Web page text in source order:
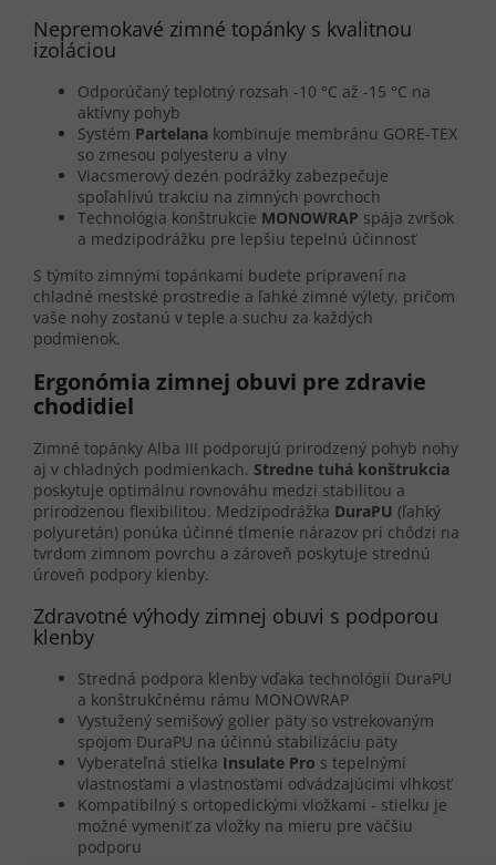
Nepremokavé zimné topánky s kvalitnou
izoláciou
Odporúčaný teplotný rozsah -10 °C až -15 °C na
aktívny pohyb
Systém Partelana kombinuje membránu GORE-TEX
so zmesou polyesteru a vlny
Viacsmerový dezén podrážky zabezpečuje
spoľahlivú trakciu na zimných povrchoch
Technológia konštrukcie MONOWRAP spája zvršok
a medzipodrážku pre lepšiu tepelnú účinnosť
S týmito zimnými topánkami budete pripravení na
chladné mestské prostredie a ľahké zimné výlety, pričom
vaše nohy zostanú v teple a suchu za každých
podmienok.
Ergonómia zimnej obuvi pre zdravie
chodidiel
Zimné topánky Alba III podporujú prirodzený pohyb nohy
aj v chladných podmienkach. Stredne tuhá konštrukcia
poskytuje optimálnu rovnováhu medzi stabilitou a
prirodzenou flexibilitou. Medzipodrážka DuraPU (ľahký
polyuretán) ponúka účinné tlmenie nárazov pri chôdzi na
tvrdom zimnom povrchu a zároveň poskytuje strednú
úroveň podpory klenby.
Zdravotné výhody zimnej obuvi s podporou
klenby
Stredná podpora klenby vďaka technológii DuraPU
a konštrukčnému rámu MONOWRAP
Vystužený semišový golier päty so vstrekovaným
spojom DuraPU na účinnú stabilizáciu päty
Vyberateľná stielka Insulate Pro s tepelnými
vlastnosťami a vlastnosťami odvádzajúcimi vlhkosť
Kompatibilný s ortopedickými vložkami - stielku je
možné vymeniť za vložky na mieru pre väčšiu
podporu